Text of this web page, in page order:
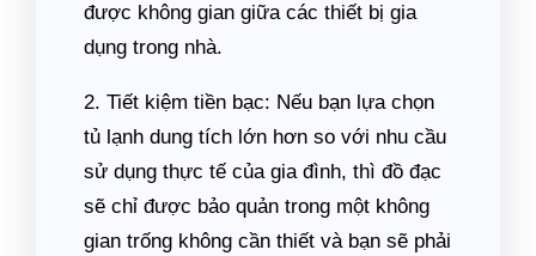
được không gian giữa các thiết bị gia
dụng trong nhà.
2. Tiết kiệm tiền bạc: Nếu bạn lựa chọn
tủ lạnh dung tích lớn hơn so với nhu cầu
sử dụng thực tế của gia đình, thì đồ đạc
sẽ chỉ được bảo quản trong một không
gian trống không cần thiết và bạn sẽ phải